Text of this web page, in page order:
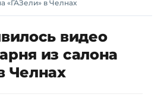
«ГАЗели» в Челнах
видео
из салона
Челнах